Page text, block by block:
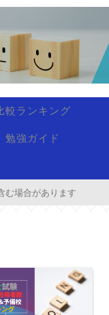
較ランキング
勉強ガイド
む場合があります